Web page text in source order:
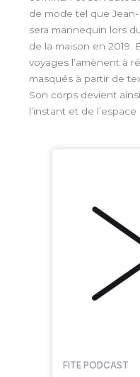
de mode tel que
sera mannequin lors
de la maison en 2019.
voyages l’amènent à
masqués à partir de
Son corps devient
l’instant et de l’espace